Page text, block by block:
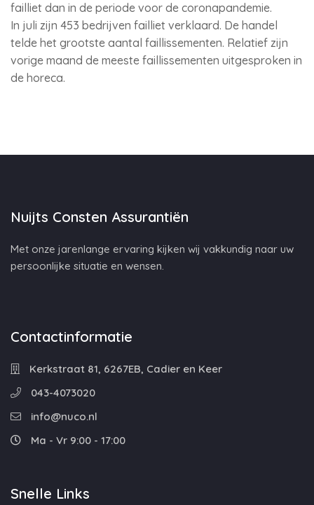
failliet dan in de periode voor de coronapandemie.
In juli zijn 453 bedrijven failliet verklaard. De handel
telde het grootste aantal faillissementen. Relatief zijn
vorige maand de meeste faillissementen uitgesproken in
de horeca.
Nuijts Consten Assurantiën
Met onze jarenlange ervaring kijken wij vakkundig naar uw
persoonlijke situatie en wensen.
Contactinformatie
Kerkstraat 81, 6267EB, Cadier en Keer
043-4073020
info@nuco.nl
Ma - Vr 9:00 - 17:00
Snelle Links